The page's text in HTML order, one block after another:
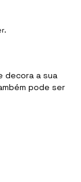
decora a sua
pode ser